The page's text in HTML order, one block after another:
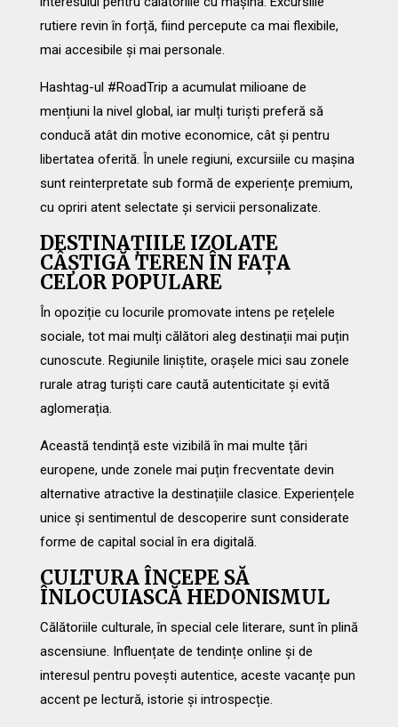
rutiere revin în forță, fiind percepute ca mai flexibile,
mai accesibile și mai personale.
Hashtag-ul #RoadTrip a acumulat milioane de
mențiuni la nivel global, iar mulți turiști preferă să
conducă atât din motive economice, cât și pentru
libertatea oferită. În unele regiuni, excursiile cu mașina
sunt reinterpretate sub formă de experiențe premium,
cu opriri atent selectate și servicii personalizate.
DESTINAȚIILE IZOLATE
CÂȘTIGĂ TEREN ÎN FAȚA
CELOR POPULARE
În opoziție cu locurile promovate intens pe rețelele
sociale, tot mai mulți călători aleg destinații mai puțin
cunoscute. Regiunile liniștite, orașele mici sau zonele
rurale atrag turiști care caută autenticitate și evită
aglomerația.
Această tendință este vizibilă în mai multe țări
europene, unde zonele mai puțin frecventate devin
alternative atractive la destinațiile clasice. Experiențele
unice și sentimentul de descoperire sunt considerate
forme de capital social în era digitală.
CULTURA ÎNCEPE SĂ
ÎNLOCUIASCĂ HEDONISMUL
Călătoriile culturale, în special cele literare, sunt în plină
ascensiune. Influențate de tendințe online și de
interesul pentru povești autentice, aceste vacanțe pun
accent pe lectură, istorie și introspecție.